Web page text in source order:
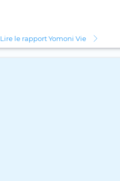
Lire le rapport Yomoni Vie